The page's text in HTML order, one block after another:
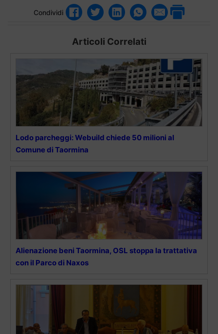
Condividi
Articoli Correlati
Lodo parcheggi: Webuild chiede 50 milioni al
Comune di Taormina
Alienazione beni Taormina, OSL stoppa la trattativa
con il Parco di Naxos